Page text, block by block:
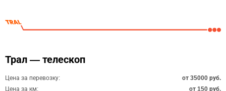
Трал — телескоп
Цена за перевозку:
от 35000 руб.
Цена за км:
от 150 руб.